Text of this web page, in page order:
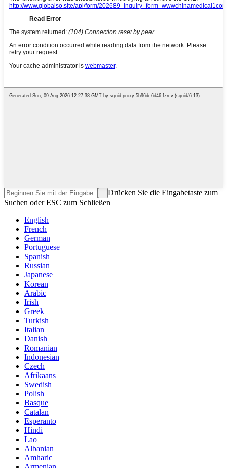
Drücken Sie die Eingabetaste zum
Suchen oder ESC zum Schließen
English
French
German
Portuguese
Spanish
Russian
Japanese
Korean
Arabic
Irish
Greek
Turkish
Italian
Danish
Romanian
Indonesian
Czech
Afrikaans
Swedish
Polish
Basque
Catalan
Esperanto
Hindi
Lao
Albanian
Amharic